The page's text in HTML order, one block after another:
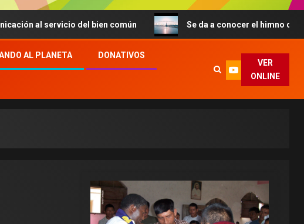
al servicio del bien común Se da a conocer el himno de la JMJ
AL PLANETA DONATIVOS
VER
ONLINE